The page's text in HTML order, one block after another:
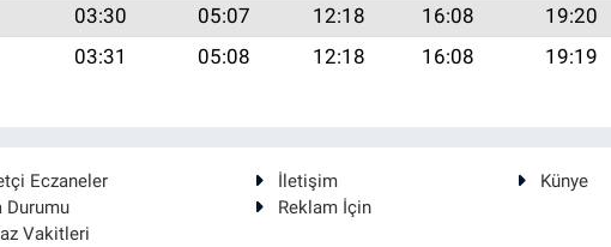
03:30 05:07 12:18 16:08 19:20
03:31 05:08 12:18 16:08 19:19
Eczaneler
Durumu
Vakitleri
İletişim
Künye
Reklam İçin